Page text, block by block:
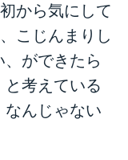
から気にして
こじんまりし
ができたら
考えている
なんじゃない